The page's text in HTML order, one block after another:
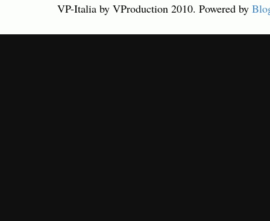
VP-Italia by VProduction 2010. Powered by